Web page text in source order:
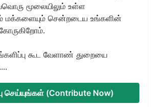
மூலையிலும் உள்ள
மக்களையும் சென்றடைய உங்களின்
கூட வேளாண் துறையை
செய்யுங்கள் (Contribute Now)